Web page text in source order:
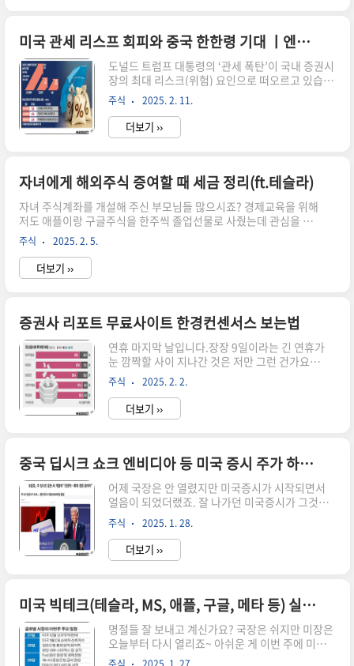
상장지수펀드(ETF) ‘PLUS 한화그룹주’는 이날 하
루에만 8.17% 수익을 냈습니다. 개별종목에서는
한화에어로스페이스가 어제 20.58% 급등을 하더
니 오늘은 한화시스템이 바통을 이어받아 29.64%
상승했습니다. 이런 주가상승의 이유에는 실적발
표가 한몫을 했는데요. 한화에어로스페이스는 작
년 매출이 11조 2462억 원, 영업이익은 1..
미국 관세 리스프 회피와 중국 한한령 기대 ㅣ엔터주 호재 이유 정리
도널드 트럼프 대통령의 ‘관세 폭탄’이 국내 증권시
장의 최대 리스크(위험) 요인으로 떠오르고 있습니
다. 한국은 대(對) 미국 수출 흑자국인 만큼 추후 고
율 관세를 부과받을 수 있다는 우려가 커지고 있는
데요. 미국에서만 생산해야 한다는 트럼프의 정
책! 그럼 관세 무풍지역은 어디가 있을까요? 한번
요. 바로 소프트웨어, 보험, 바이오관련주였습니
다. 10일 LS증권에 따르면 지난주(3~7일) 시가총
액이 가장 많이 늘어난 업종은 소프트웨어! 즉 딥시
크 쇼크의 여파로 오른 카카오와 네이버인데요. 각
주식 2025. 2. 11.
더보기 ››
자녀에게 해외주식 증여할 때 세금 정리(ft.테슬라)
자녀 주식계좌를 개설해 주신 부모님들 많으시죠? 경제교육을 위해
저도 애플이랑 구글주식을 한주씩 졸업선물로 사줬는데 관심을 갖
더라고요. 학교에서 가르쳐주지 않는 경제교육 겸 주식을 사주는 것
이 좋은 것 같아요. 자녀에게 해외주식을 증여할 때 세금이 부과된
다는 것 아시나요?무엇을 주의해야 하는지 정리해 봤습니다. 해외
주식 증여 기업 순위미래에셋증권은 지난해 해외주식 증여 고객이
요? 1. 엔비디아 5900명(8000억 원)2. 테슬라 5200명(4700억
원)3. 애플 2400명(830억 원)4. 마이크로소프트 2000명(940억
원)5. 아마존 1400명(1020억 원) ..
주식 2025. 2. 5.
더보기 ››
증권사 리포트 무료사이트 한경컨센서스 보는법
연휴 마지막 날입니다.장장 9일이라는 긴 연휴가
눈 깜짝할 사이 지나간 것은 저만 그런 건가요
~~~ 출근하기 더욱더 부담스러운 월요일이 다가오
네요. 하지만 또 럭키비키로 생각하면 국내주식시
장이 열리니까 즐거워요! 오늘은 일명 '슈퍼 개
미'들이 증권사 리포트에서 투자처와 타이밍을 잡
을 정리해봤습니다. 매수, 중립의견 증권사 리포트
해석법증권사 보고서 보면 거의 매수 의견이라 못
믿으시겠죠? 주린이인 저도 그런데요. 그래도 거액
을 굴리며 상대적으로 좋은 수익을 내는 ‘슈퍼 개
미’들은 다르다고 합니다. 이들은 증권사 리포트에
서 투자처와 타이밍을 잡아낸다고 하는데요. 어떻
게 볼까요? 주요 증권사의 투자의견 비중을 표로..
주식 2025. 2. 2.
더보기 ››
중국 딥시크 쇼크 엔비디아 등 미국 증시 주가 하락 원인
어제 국장은 안 열렸지만 미국증시가 시작되면서
얼음이 되었더랬죠. 잘 나가던 미국증시가 그것도
대표적인 빅테크 기업들의 주가가 주르륵주르
륵! 이유를 급하게 찾아봤더니 중국에서 개발한 딥
시크! 딥시크? 뭐지? 엔비디아 등 미국 빅테크 기업
들의 주가에 큰 하락을 가져온 딥시크에 대해 알아
한팡퀀트(幻方量化) 소속의 인공지능 연구 기업이
며, 오픈 소스 언어 모델 제품군의 이름입니다. 코
딩, 번역, 수학 등 다양한 분야에서 뛰어난 성능
을 보이며, 메타의 라마, 오픈 AI의 GPT-4, 알리바
바의 큐원 등 경쟁 모델들을 능가하는 성과를 기록
주식 2025. 1. 28.
더보기 ››
미국 빅테크(테슬라, MS, 애플, 구글, 메타 등) 실적 발표일 총정리
명절들 잘 보내고 계신가요? 국장은 쉬지만 미장은
오늘부터 다시 열리죠~ 아쉬운 게 이번 주에 미국
증시에 상장된 주요 기업들의 실적 발표가 줄을 잇